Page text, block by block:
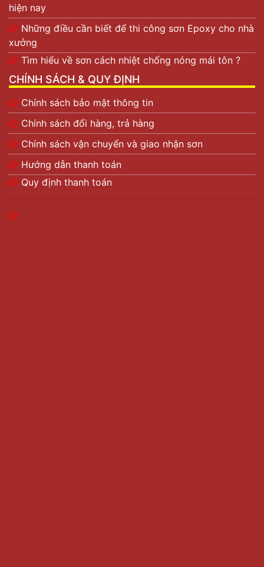
hiện nay
Những điều cần biết để thi công sơn Epoxy cho nhà
xưởng
Tìm hiểu về sơn cách nhiệt chống nóng mái tôn ?
CHÍNH SÁCH & QUY ĐỊNH
Chính sách bảo mật thông tin
Chính sách đổi hàng, trả hàng
Chính sách vận chuyển và giao nhận sơn
Hướng dẫn thanh toán
Quy định thanh toán